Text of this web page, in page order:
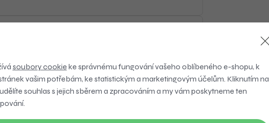
soubory cookie ke správnému fungování vašeho oblíbeného e-shopu, k
vašim potřebám, ke statistickým a marketingovým účelům. Kliknutím na
souhlas s jejich sběrem a zpracováním a my vám poskytneme ten